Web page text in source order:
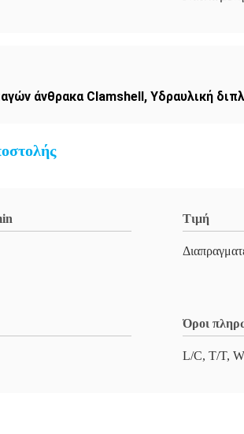
άνθρακα Clamshell, Υδραυλική
Τιμή
Όροι
L/C, T/T,